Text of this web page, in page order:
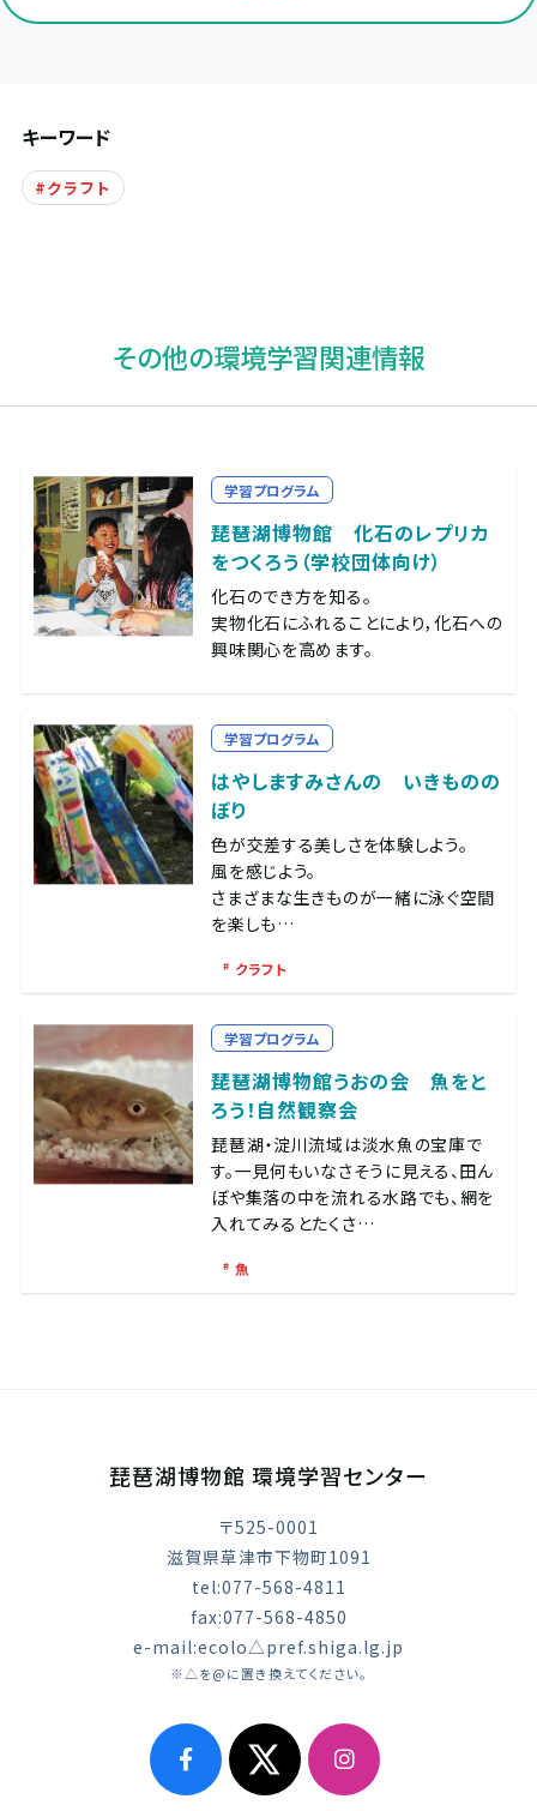
キーワード
クラフト
その他の環境学習関連情報
学習プログラム
琵琶湖博物館 化石のレプリカ
をつくろう（学校団体向け）
化石のでき方を知る。
実物化石にふれることにより，化石への
興味関心を高めます。
学習プログラム
はやしますみさんの いきものの
ぼり
色が交差する美しさを体験しよう。
風を感じよう。
さまざまな生きものが一緒に泳ぐ空間
を楽しも…
クラフト
学習プログラム
琵琶湖博物館うおの会 魚をと
ろう！自然観察会
琵琶湖・淀川流域は淡水魚の宝庫で
す。一見何もいなさそうに見える、田ん
ぼや集落の中を流れる水路でも、網を
入れてみるとたくさ…
魚
琵琶湖博物館 環境学習センター
〒525-0001
滋賀県草津市下物町1091
tel:077-568-4811
fax:077-568-4850
e-mail:ecolo△pref.shiga.lg.jp
※△を@に置き換えてください。